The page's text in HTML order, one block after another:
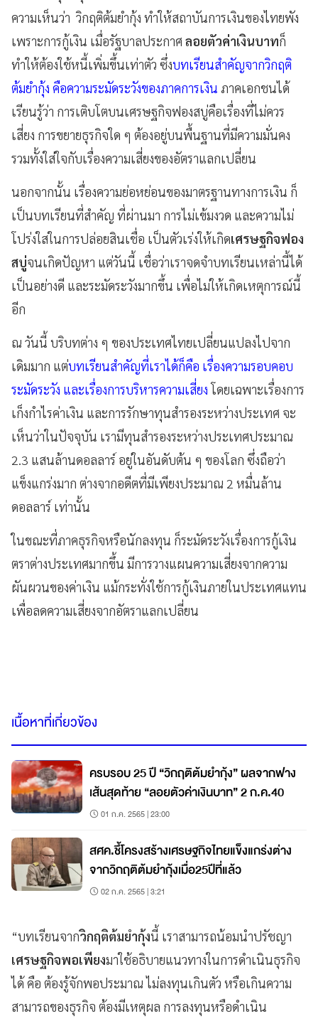
ความเห็นว่า วิกฤติต้มยำกุ้ง ทำให้สถาบันการเงินของไทยพัง
เพราะการกู้เงิน เมื่อรัฐบาลประกาศ ลอยตัวค่าเงินบาทก็
ทำให้ต้องใช้หนี้เพิ่มขึ้นเท่าตัว ซึ่งบทเรียนสำคัญจากวิกฤติ
ต้มยำกุ้ง คือความระมัดระวังของภาคการเงิน ภาคเอกชนได้
เรียนรู้ว่า การเติบโตบนเศรษฐกิจฟองสบู่คือเรื่องที่ไม่ควร
เสี่ยง การขยายธุรกิจใด ๆ ต้องอยู่บนพื้นฐานที่มีความมั่นคง
รวมทั้งใส่ใจกับเรื่องความเสี่ยงของอัตราแลกเปลี่ยน
นอกจากนั้น เรื่องความย่อหย่อนของมาตรฐานทางการเงิน ก็
เป็นบทเรียนที่สำคัญ ที่ผ่านมา การไม่เข้มงวด และความไม่
โปร่งใสในการปล่อยสินเชื่อ เป็นตัวเร่งให้เกิดเศรษฐกิจฟอง
สบู่จนเกิดปัญหา แต่วันนี้ เชื่อว่าเราจดจำบทเรียนเหล่านี้ได้
เป็นอย่างดี และระมัดระวังมากขึ้น เพื่อไม่ให้เกิดเหตุการณ์นี้
อีก
ณ วันนี้ บริบทต่าง ๆ ของประเทศไทยเปลี่ยนแปลงไปจาก
เดิมมาก แต่บทเรียนสำคัญที่เราได้ก็คือ เรื่องความรอบคอบ
ระมัดระวัง และเรื่องการบริหารความเสี่ยงโดยเฉพาะเรื่องการ
เก็งกำไรค่าเงิน และการรักษาทุนสำรองระหว่างประเทศ จะ
เห็นว่าในปัจจุบัน เรามีทุนสำรองระหว่างประเทศประมาณ
2.3 แสนล้านดอลลาร์ อยู่ในอันดับต้น ๆ ของโลก ซึ่งถือว่า
แข็งแกร่งมาก ต่างจากอดีตที่มีเพียงประมาณ 2 หมื่นล้าน
ดอลลาร์ เท่านั้น
ในขณะที่ภาคธุรกิจหรือนักลงทุน ก็ระมัดระวังเรื่องการกู้เงิน
ตราต่างประเทศมากขึ้น มีการวางแผนความเสี่ยงจากความ
ผันผวนของค่าเงิน แม้กระทั่งใช้การกู้เงินภายในประเทศแทน
เพื่อลดความเสี่ยงจากอัตราแลกเปลี่ยน
เนื้อหาที่เกี่ยวข้อง
ครบรอบ 25 ปี “วิกฤติต้มยำกุ้ง” ผลจากฟาง
เส้นสุดท้าย “ลอยตัวค่าเงินบาท” 2 ก.ค.40
01 ก.ค. 2565 | 23:00
สศค.ชึ้โครงสร้างเศรษฐกิจไทยแข็งแกร่งต่าง
จากวิกฤติต้มยำกุ้งเมื่อ25ปีที่แล้ว
02 ก.ค. 2565 | 3:21
“บทเรียนจากวิกฤติต้มยำกุ้งนี้ เราสามารถน้อมนำปรัชญา
เศรษฐกิจพอเพียงมาใช้อธิบายแนวทางในการดำเนินธุรกิจ
ได้ คือ ต้องรู้จักพอประมาณ ไม่ลงทุนเกินตัว หรือเกินความ
สามารถของธุรกิจ ต้องมีเหตุผล การลงทุนหรือดำเนิน